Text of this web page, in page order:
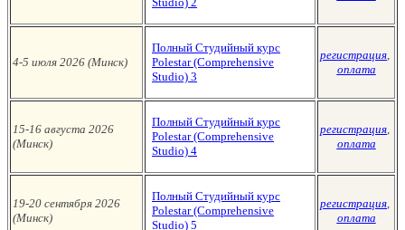
4-5 июля 2026 (Минск)
Полный Студийный курс
Polestar (Сomprehensive
Studio) 3
регистрация,
оплата
15-16 августа 2026
(Минск)
Полный Студийный курс
Polestar (Сomprehensive
Studio) 4
регистрация,
оплата
19-20 сентября 2026
(Минск)
Полный Студийный курс
Polestar (Сomprehensive
Studio) 5
регистрация,
оплата